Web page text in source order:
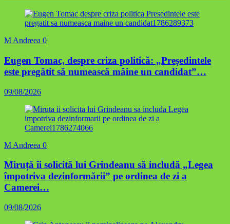
M Andreea 0
Eugen Tomac, despre criza politică: „Președintele
este pregătit să numească mâine un candidat”…
09/08/2026
M Andreea 0
Miruță îi solicită lui Grindeanu să includă „Legea
împotriva dezinformării” pe ordinea de zi a
Camerei…
09/08/2026